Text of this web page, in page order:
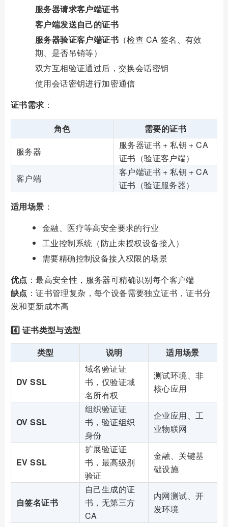
服务器请求客户端证书
客户端发送自己的证书
服务器验证客户端证书（检查 CA 签名、有效
期、是否吊销等）
双方互相验证通过后，交换会话密钥
使用会话密钥进行加密通信
证书需求 ：
角色
需要的证书
服务器
服务器证书 + 私钥 + CA
证书（验证客户端）
客户端
客户端证书 + 私钥 + CA
证书（验证服务器）
适用场景 ：
金融、医疗等高安全要求的行业
工业控制系统（防止未授权设备接入）
需要精确控制设备接入权限的场景
优点 ：最高安全性，服务器可精确识别每个客户端
缺点 ：证书管理复杂，每个设备需要独立证书，证书分
发和更新成本高
4️⃣ 证书类型与选型
类型
说明 适用场景
DV SSL
域名验证证
书，仅验证域
名所有权
测试环境、非
核心应用
OV SSL
组织验证证
书，验证组织
身份
企业应用、工
业物联网
EV SSL
扩展验证证
书，最高级别
验证
金融、关键基
础设施
自签名证书
自己生成的证
书，无第三方
CA
内网测试、开
发环境